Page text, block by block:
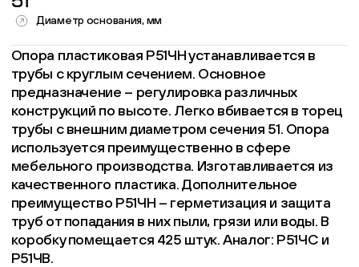
Диаметр основания, мм
Опора пластиковая Р51ЧН устанавливается в
трубы с круглым сечением. Основное
предназначение – регулировка различных
конструкций по высоте. Легко вбивается в торец
трубы с внешним диаметром сечения 51. Опора
используется преимущественно в сфере
мебельного производства. Изготавливается из
качественного пластика. Дополнительное
преимущество Р51ЧН – герметизация и защита
труб от попадания в них пыли, грязи или воды. В
коробку помещается 425 штук. Аналог: Р51ЧС и
Р51ЧВ.